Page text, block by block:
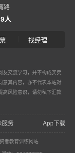
路
人
找经理
友交流学习，并不构成买卖
意其内容，亦不代表本站对
高风险意识，请勿私下汇款
服务 App下载
者教育训练网站